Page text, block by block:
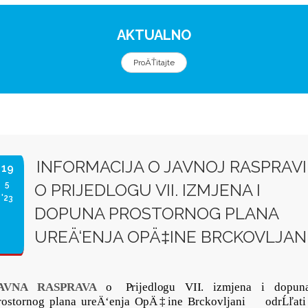
AKTUALNO
ProÄŤitajte
19
5
'23
INFORMACIJA O JAVNOJ RASPRAVI
O PRIJEDLOGU VII. IZMJENA I
DOPUNA PROSTORNOG PLANA
UREÄ‘ENJA OPÄ‡INE
RASPRAVA o Prijedlogu VII. izmjena i
plana ureÄ‘enja OpÄ‡ine Brckovljani
odrĹľati